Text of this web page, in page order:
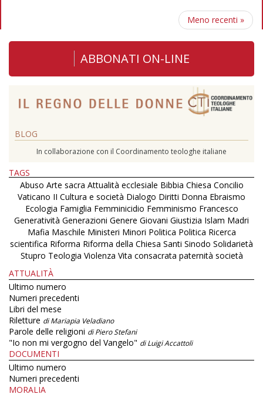
Meno recenti »
ABBONATI ON-LINE
BLOG
In collaborazione con il Coordinamento teologhe italiane
TAGS
Abuso Arte sacra Attualità ecclesiale Bibbia Chiesa Concilio
Vaticano II Cultura e società Dialogo Diritti Donna Ebraismo
Ecologia Famiglia Femminicidio Femminismo Francesco
Generatività Generazioni Genere Giovani Giustizia Islam Madri
Mafia Maschile Ministeri Minori Politica Politica Ricerca
scientifica Riforma Riforma della Chiesa Santi Sinodo Solidarietà
Stupro Teologia Violenza Vita consacrata paternità società
ATTUALITÀ
Ultimo numero
Numeri precedenti
Libri del mese
Riletture di Mariapia Veladiano
Parole delle religioni di Piero Stefani
"Io non mi vergogno del Vangelo" di Luigi Accattoli
DOCUMENTI
Ultimo numero
Numeri precedenti
MORALIA